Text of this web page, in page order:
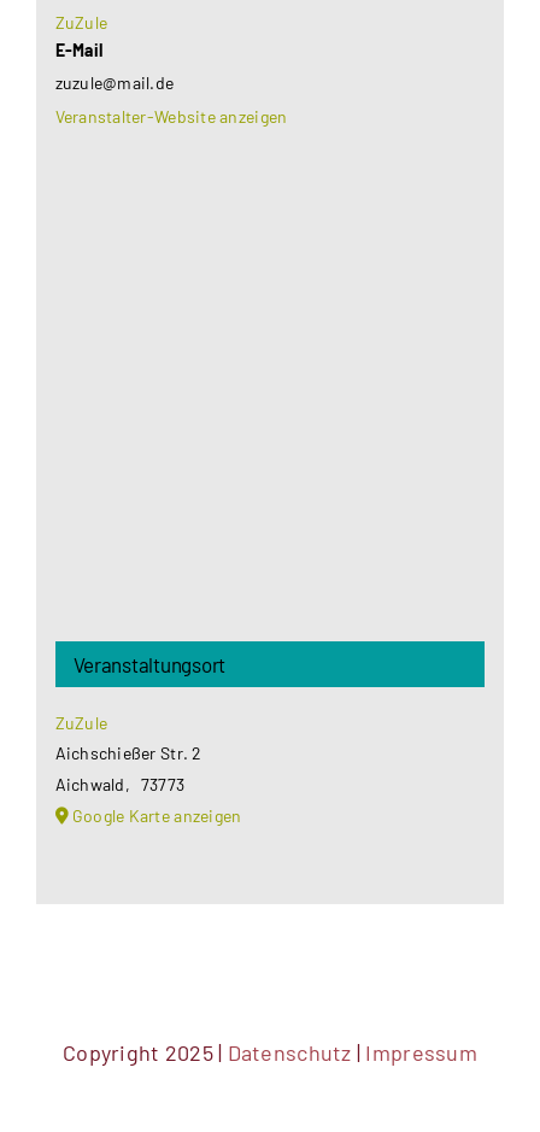
ZuZule
E-Mail
zuzule@mail.de
Veranstalter-Website anzeigen
Veranstaltungsort
ZuZule
Aichschießer Str. 2
Aichwald, 73773
Google Karte anzeigen
Copyright 2025 | Datenschutz | Impressum